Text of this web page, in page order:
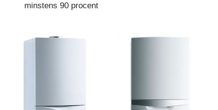
minstens 90 procent